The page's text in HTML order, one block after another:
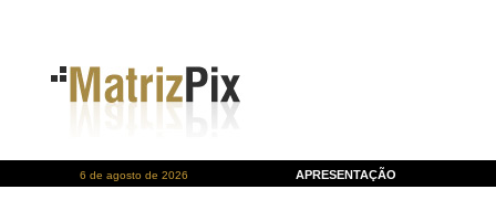
6 de agosto de 2026 APRESENTAÇÃO